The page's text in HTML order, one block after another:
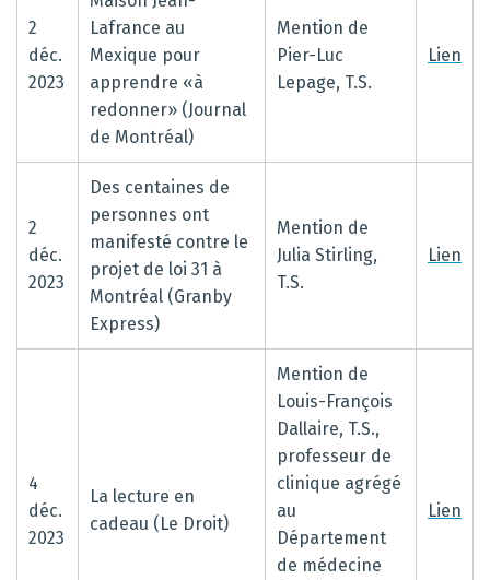
2
déc.
2023
Lafrance au
Mexique pour
apprendre «à
redonner» (Journal
de Montréal)
Mention de
Pier-Luc
Lepage, T.S.
Lien
2
déc.
2023
Des centaines de
personnes ont
manifesté contre le
projet de loi 31 à
Montréal (Granby
Express)
Mention de
Julia Stirling,
T.S.
Lien
4
déc.
2023
La lecture en
cadeau (Le Droit)
Mention de
Louis-François
Dallaire, T.S.,
professeur de
clinique agrégé
au
Département
de médecine
Lien